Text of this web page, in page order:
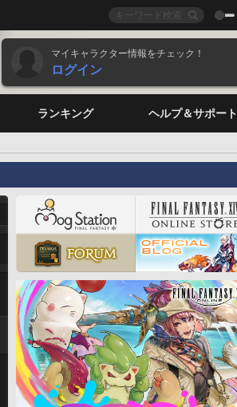
マイキャラクター情報をチェック！
ログイン
ランキング ヘルプ＆サポート